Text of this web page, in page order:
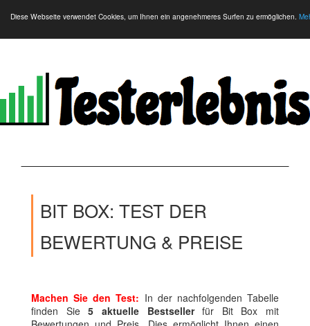
Diese Webseite verwendet Cookies, um Ihnen ein angenehmeres Surfen zu ermöglichen.
BIT BOX: TEST DER
BEWERTUNG & PREISE
Machen Sie den Test: In der nachfolgenden Tabelle
finden Sie5 aktuelle Bestsellerfür Bit Box mit